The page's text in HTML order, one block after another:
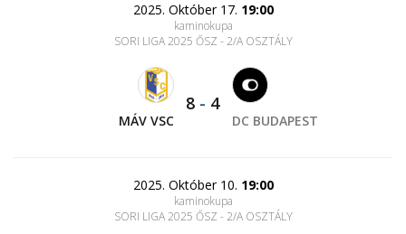
2025. Október 17. 19:00
kaminokupa
SORI LIGA 2025 ŐSZ - 2/A OSZTÁLY
MÁV VSC
8 - 4
DC BUDAPEST
2025. Október 10. 19:00
kaminokupa
SORI LIGA 2025 ŐSZ - 2/A OSZTÁLY